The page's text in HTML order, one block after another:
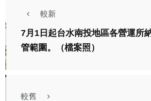
較新
7月1日起台水南投地區各營運所
管範圍。（檔案照）
較舊